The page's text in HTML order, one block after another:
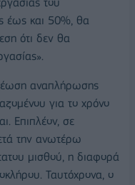
έως και 50%, θα
ότι δεν θα
αναπλήρωσης
για το χρόνο
Επιπλέον, σε
την ανωτέρω
μισθού, η διαφορά
Ταυτόχρονα, ο